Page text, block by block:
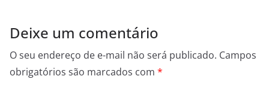
Deixe um comentário
O seu endereço de e-mail não será publicado. Campos
obrigatórios são marcados com *